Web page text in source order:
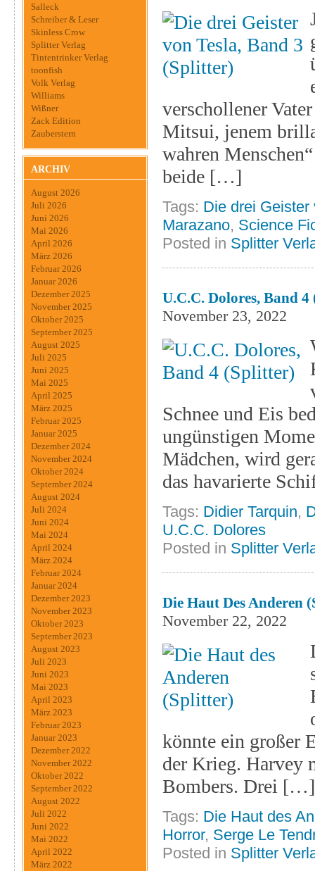
Salleck
Schreiber & Leser
Skinless Crow
Splitter Verlag
Tintentrinker Verlag
toonfish
Volk Verlag
Williams
Wißner
Zack Edition
Zauberstern
ARCHIV
August 2026
Juli 2026
Juni 2026
Mai 2026
April 2026
März 2026
Februar 2026
Januar 2026
Dezember 2025
November 2025
Oktober 2025
September 2025
August 2025
Juli 2025
Juni 2025
Mai 2025
April 2025
März 2025
Februar 2025
Januar 2025
Dezember 2024
November 2024
Oktober 2024
September 2024
August 2024
Juli 2024
Juni 2024
Mai 2024
April 2024
März 2024
Februar 2024
Januar 2024
Dezember 2023
November 2023
Oktober 2023
September 2023
August 2023
Juli 2023
Juni 2023
Mai 2023
April 2023
März 2023
Februar 2023
Januar 2023
Dezember 2022
November 2022
Oktober 2022
September 2022
August 2022
Juli 2022
Juni 2022
Mai 2022
April 2022
März 2022
verschollener
Mitsui, jenem
wahren
beide […]
Tags: Die drei Geister
Marazano, Science
Posted in Splitter
U.C.C. Dolores, Band
November 23, 2022
Schnee und Eis
ungünstigen
Mädchen, wird
das havarierte
Tags: Didier Tarquin,
U.C.C. Dolores
Posted in Splitter
Die Haut Des Anderen
November 22, 2022
könnte ein großer
der Krieg. Harvey
Bombers. Drei […]
Tags: Die Haut des
Horror, Serge Le
Posted in Splitter